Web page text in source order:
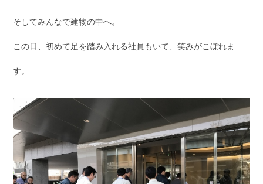
そしてみんなで建物の中へ。
この日、初めて足を踏み入れる社員もいて、笑みがこぼれま
す。